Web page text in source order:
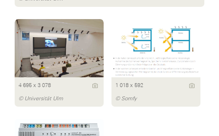
4 695 x 3 078
© Universität Ulm
1 018 x 592
© Somfy